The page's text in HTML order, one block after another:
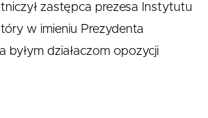
zastępca prezesa Instytutu
w imieniu Prezydenta
byłym działaczom opozycji